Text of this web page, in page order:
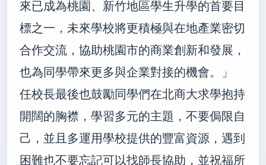
來已成為桃園、新竹地區學生升學的首要目
標之一， 未來學校將更積極與在地產業密切
合作交流， 協助桃園市的商業創新和發展，
也為同學帶來更多與企業對接的機會。
」
任校長最後也鼓勵同學們在北商大求學抱持
開闊的胸襟，學習多元的主題，不要侷限自
己，並且多運用學校提供的豐富資源，遇到
困難也不要忘記可以找師長協助，並祝福所